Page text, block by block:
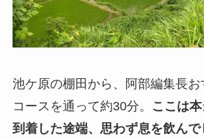
池ケ原の棚田から、阿部編集長お
コースを通って約30分。
ここは本
到着した途端、思わず息を飲んで